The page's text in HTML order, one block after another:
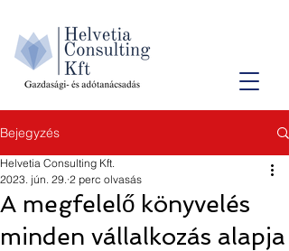
Bejegyzés
A megfelelő könyvelés
minden vállalkozás alapja
Helvetia Consulting Kft.
2023. jún. 29. 2 perc olvasás